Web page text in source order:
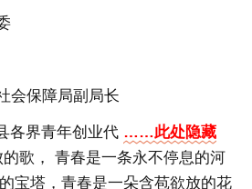
会保障局副局长
各界青年创业代 ……此处隐藏
的歌， 青春是一条永不停息的河
宝塔，青春是一朵含苞欲放的花